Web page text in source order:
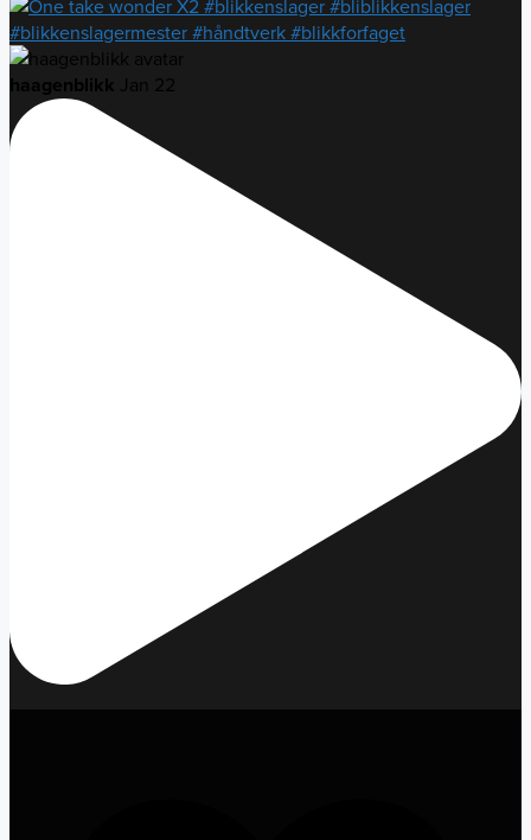
haagenblikk Jan 22